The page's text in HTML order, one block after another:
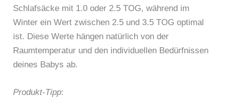
Schlafsäcke mit 1.0 oder 2.5 TOG, während im
Winter ein Wert zwischen 2.5 und 3.5 TOG optimal
ist. Diese Werte hängen natürlich von der
Raumtemperatur und den individuellen Bedürfnissen
deines Babys ab.
Produkt-Tipp: